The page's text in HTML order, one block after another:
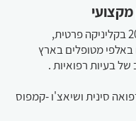
מקצועי
מטופלים בארץ
של בעיות רפואיות .
סינית ושיאצ'ו -קמפוס